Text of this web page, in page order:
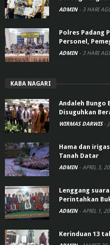
ADMIN - 3 HARI
Polres Padang
Personel,
ADMIN - 3 HARI
KABA NAGARI
Andaleh Bungo
Disuguhkan
WIRMAS DARWIS -
Hama dan
Tanah Datar
ADMIN - APRIL 3,
Lenggang
Perintahkan
ADMIN - APRIL 1,
Kerinduan 13